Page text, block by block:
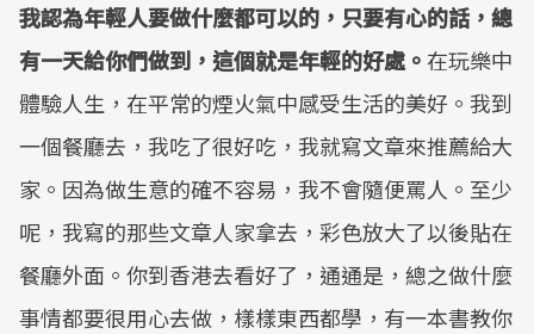
我認為年輕人要做什麼都可以的，只要有心的話，總
有一天給你們做到，這個就是年輕的好處。 在玩樂中
體驗人生，在平常的煙火氣中感受生活的美好。我到
一個餐廳去，我吃了很好吃，我就寫文章來推薦給大
家。因為做生意的確不容易，我不會隨便罵人。至少
呢，我寫的那些文章人家拿去，彩色放大了以後貼在
餐廳外面。你到香港去看好了，通通是，總之做什麼
事情都要很用心去做，樣樣東西都學，有一本書教你